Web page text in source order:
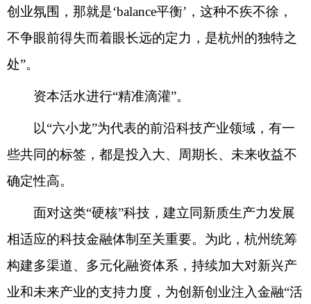
创业氛围，那就是‘balance平衡’，这种不疾不徐，
不争眼前得失而着眼长远的定力，是杭州的独特之
处”。
资本活水进行“精准滴灌”。
以“六小龙”为代表的前沿科技产业领域，有一
些共同的标签，都是投入大、周期长、未来收益不
确定性高。
面对这类“硬核”科技，建立同新质生产力发展
相适应的科技金融体制至关重要。为此，杭州统筹
构建多渠道、多元化融资体系，持续加大对新兴产
业和未来产业的支持力度，为创新创业注入金融“活